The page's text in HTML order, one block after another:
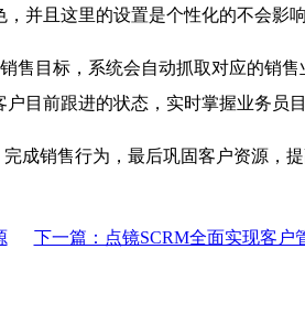
并且这里的设置是个性化的不会影
目标，系统会自动抓取对应的销
目前跟进的状态，实时掌握业务员目
销售行为，最后巩固客户资源，
下一篇：点镜SCRM全面实现客户